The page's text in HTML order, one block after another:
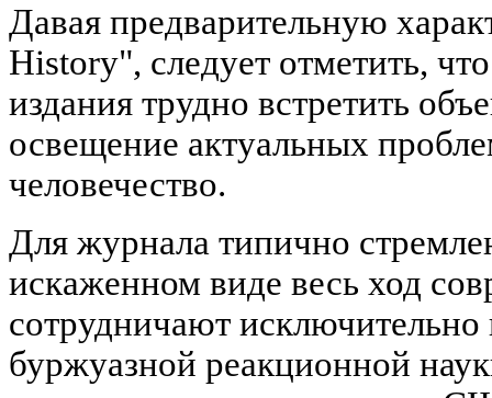
Давая предварительную
History", следует отметить,
издания трудно встретить
освещение актуальных
человечество.
Для журнала типично
искаженном виде весь ход
сотрудничают исключительно
буржуазной реакционной